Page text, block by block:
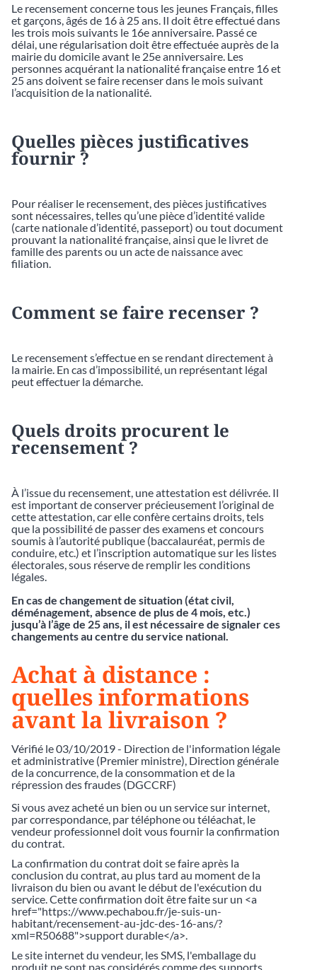
Le recensement concerne tous les jeunes Français, filles
et garçons, âgés de 16 à 25 ans. Il doit être effectué dans
les trois mois suivants le 16e anniversaire. Passé ce
délai, une régularisation doit être effectuée auprès de la
mairie du domicile avant le 25e anniversaire. Les
personnes acquérant la nationalité française entre 16 et
25 ans doivent se faire recenser dans le mois suivant
l’acquisition de la nationalité.
Quelles pièces justificatives
fournir ?
Pour réaliser le recensement, des pièces justificatives
sont nécessaires, telles qu’une pièce d’identité valide
(carte nationale d’identité, passeport) ou tout document
prouvant la nationalité française, ainsi que le livret de
famille des parents ou un acte de naissance avec
filiation.
Comment se faire recenser ?
Le recensement s’effectue en se rendant directement à
la mairie. En cas d’impossibilité, un représentant légal
peut effectuer la démarche.
Quels droits procurent le
recensement ?
À l’issue du recensement, une attestation est délivrée. Il
est important de conserver précieusement l’original de
cette attestation, car elle confère certains droits, tels
que la possibilité de passer des examens et concours
soumis à l’autorité publique (baccalauréat, permis de
conduire, etc.) et l’inscription automatique sur les listes
électorales, sous réserve de remplir les conditions
légales.
En cas de changement de situation (état civil,
déménagement, absence de plus de 4 mois, etc.)
jusqu’à l’âge de 25 ans, il est nécessaire de signaler ces
changements au centre du service national.
Achat à distance :
quelles informations
avant la livraison ?
Vérifié le 03/10/2019 - Direction de l'information légale
et administrative (Premier ministre), Direction générale
de la concurrence, de la consommation et de la
répression des fraudes (DGCCRF)
Si vous avez acheté un bien ou un service sur internet,
par correspondance, par téléphone ou téléachat, le
vendeur professionnel doit vous fournir la confirmation
du contrat.
La confirmation du contrat doit se faire après la
conclusion du contrat, au plus tard au moment de la
livraison du bien ou avant le début de l'exécution du
service. Cette confirmation doit être faite sur un <a
href="https://www.pechabou.fr/je-suis-un-
habitant/recensement-au-jdc-des-16-ans/?
xml=R50688">support durable</a>.
Le site internet du vendeur, les SMS, l'emballage du
produit ne sont pas considérés comme des supports